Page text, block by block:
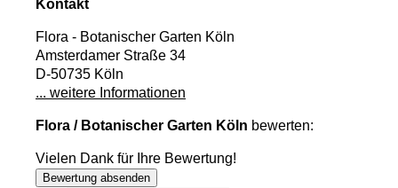
Kontakt
Flora - Botanischer Garten Köln
Amsterdamer Straße 34
D-50735 Köln
... weitere Informationen
Flora / Botanischer Garten Köln bewerten:
Vielen Dank für Ihre Bewertung!
Bewertung absenden